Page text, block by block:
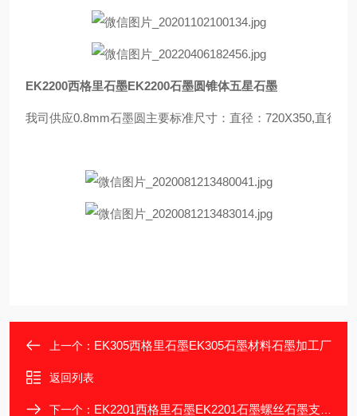
EK2200西格里石墨EK2200石墨圆锥体五星石墨
我司供应0.8mm石墨圆主要标准尺寸：直径：720X350,直径：
上一个： EK305西格里石墨EK305石墨材料石墨加工厂
返回列表
下一个： EK2201西格里石墨EK2201石墨螺丝石墨支撑杆